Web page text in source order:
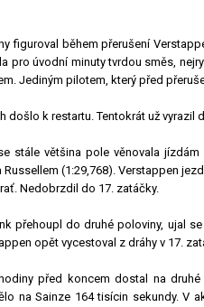
figuroval během přerušení
pro úvodní minuty tvrdou směs,
Jediným pilotem, který před
došlo k restartu. Tentokrát už vyrazil
stále většina pole věnovala
Russellem (1:29,768). Verstappen
Nedobrzdil do 17. zatáčky.
přehoupl do druhé poloviny, ujal
opět vycestoval z dráhy v 17.
před koncem dostal na
na Sainze 164 tisícin sekundy. V